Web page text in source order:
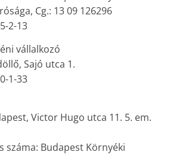
Cg.: 13 09 126296
2-13
vállalkozó
Sajó utca 1.
1-33
Victor Hugo utca 11. 5. em.
száma: Budapest Környéki